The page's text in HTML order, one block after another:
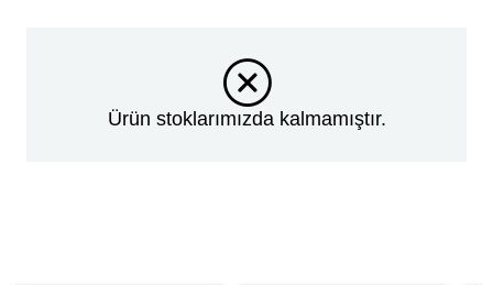
Ürün stoklarımızda kalmamıştır.